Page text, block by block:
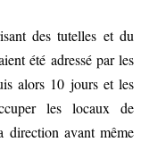
des tutelles et du
été adressé par les
alors 10 jours et les
les locaux de
direction avant même